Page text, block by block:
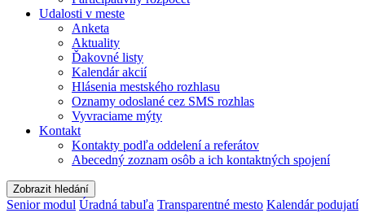
Udalosti v meste
Anketa
Aktuality
Ďakovné listy
Kalendár akcií
Hlásenia mestského rozhlasu
Oznamy odoslané cez SMS rozhlas
Vyvraciame mýty
Kontakt
Kontakty podľa oddelení a referátov
Abecedný zoznam osôb a ich kontaktných spojení
Zobrazit hledání
Senior modul Úradná tabuľa Transparentné mesto Kalendár podujatí